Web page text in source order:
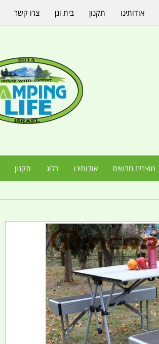
מוצרים חדשים אודותינו בלוג תקנון
אודותינו תקנון בית וגן צרו קשר